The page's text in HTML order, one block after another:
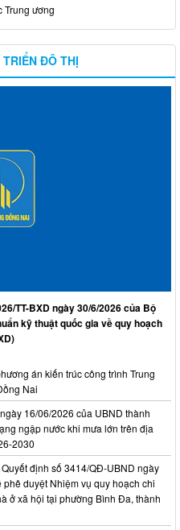
Trung ương
TRIỂN ĐÔ THỊ
TT-BXD ngày 30/6/2026 của Bộ
kỹ thuật quốc gia về quy hoạch
án kiến trúc công trình Trung
Nai
16/06/2026 của UBND thành
ngập nước khi mưa lớn trên địa
2030
định số 3414/QĐ-UBND ngày
duyệt Nhiệm vụ quy hoạch chi
ở xã hội tại phường Bình Đa, thành